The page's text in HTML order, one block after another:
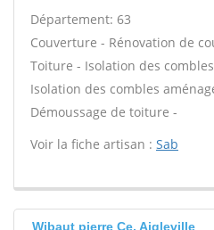
Département: 63
Couverture - Rénovation de
Toiture - Isolation des
Isolation des combles
Démoussage de toiture -
Voir la fiche artisan : Sab
Wibaut pierre Ce, Aigleville